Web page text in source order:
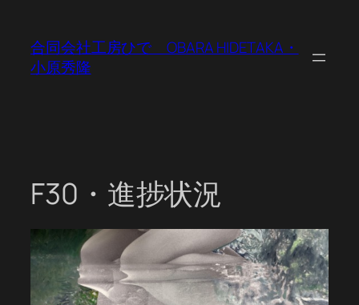
合同会社工房ひで OBARA HIDETAKA・
小原秀隆
F30・進捗状況